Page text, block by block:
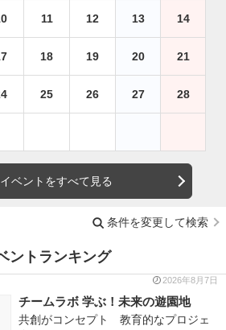
11 12 13 14
18 19 20 21
25 26 27 28
ベントをすべて見る
条件を変更して検索
ントランキング
2026年8月7日
チームラボ 学ぶ！未来の遊園地
共創がコンセプト 教育的なプロジェ